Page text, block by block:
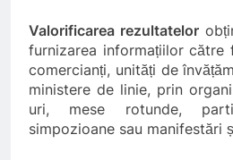
Valorificarea rezultatelor
furnizarea informațiilor către
comercianți, unități de
ministere de linie, prin
uri, mese rotunde,
simpozioane sau manifestări